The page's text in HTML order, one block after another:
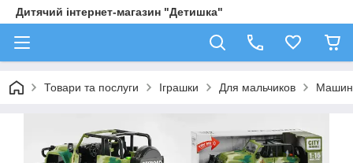
Дитячий інтернет-магазин "Детишка"
Товари та послуги Іграшки Для мальчиков